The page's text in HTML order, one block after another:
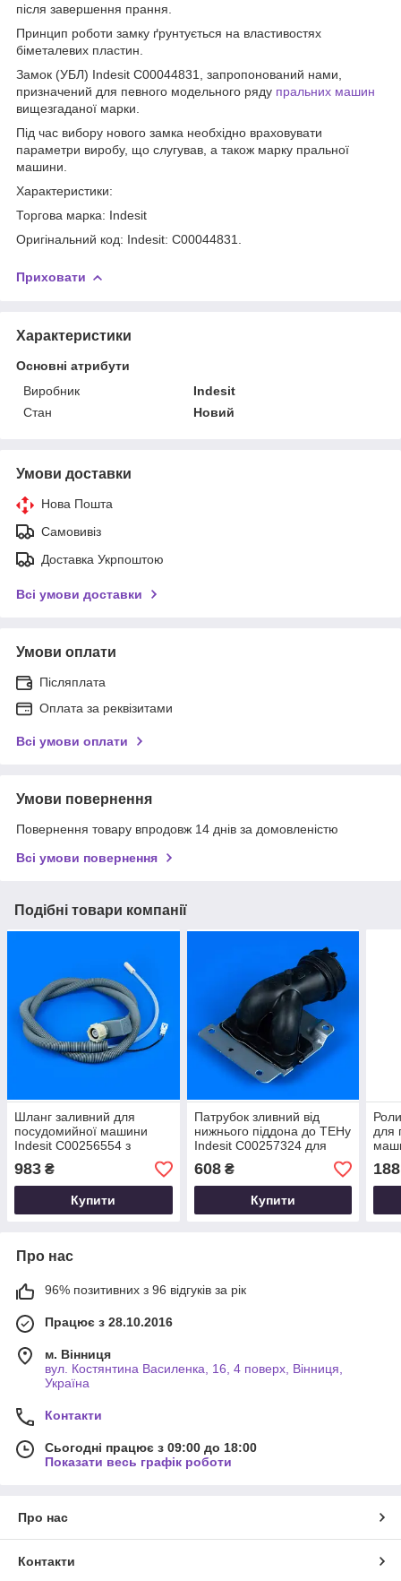
після завершення прання.
Принцип роботи замку ґрунтується на властивостях
біметалевих пластин.
Замок (УБЛ) Indesit C00044831, запропонований нами,
призначений для певного модельного ряду пральних машин
вищезгаданої марки.
Під час вибору нового замка необхідно враховувати
параметри виробу, що слугував, а також марку пральної
машини.
Характеристики:
Торгова марка: Indesit
Оригінальний код: Indesit: C00044831.
Приховати
Характеристики
Основні атрибути
Виробник
Indesit
Стан
Новий
Умови доставки
Нова Пошта
Самовивіз
Доставка Укрпоштою
Всі умови доставки
Умови оплати
Післяплата
Оплата за реквізитами
Всі умови оплати
Умови повернення
Повернення товару впродовж 14 днів за домовленістю
Всі умови повернення
Подібні товари компанії
Шланг заливний для
посудомийної машини
Indesit C00256554 з
аквастопом
983 ₴
Купити
Патрубок зливний від
нижнього піддона до ТЕНу
Indesit C00257324 для
посудомийної машини
608₴
Купити
для
188
Про нас
96% позитивних з 96 відгуків за рік
Працює з 28.10.2016
м. Вінниця
вул. Костянтина Василенка, 16, 4 поверх, Вінниця,
Україна
Контакти
Сьогодні працює з 09:00 до 18:00
Показати весь графік роботи
Про нас
Контакти